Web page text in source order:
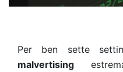
Per ben sette
malvertising